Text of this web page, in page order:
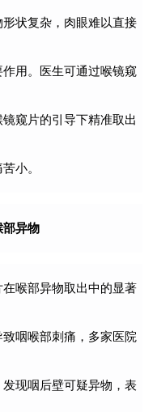
状复杂，肉眼难以直接
用。医生可通过喉镜窥
窥片的引导下精准取出
小。
异物
喉部异物取出中的显著
咽喉部刺痛，多家医院
现咽后壁可疑异物，表